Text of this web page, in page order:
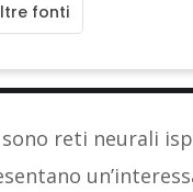
fonti
reti neurali